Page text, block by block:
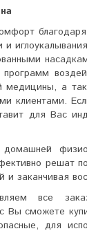
медицины, а
клиентами.
для Вас
решат
и заканчивая
все
Вы сможете
для